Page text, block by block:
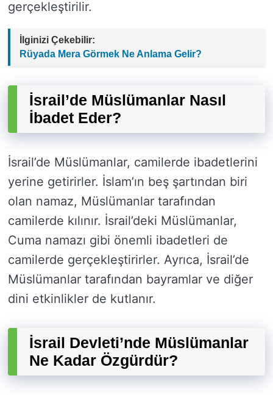
gerçekleştirilir.
İlginizi Çekebilir:
Rüyada Mera Görmek Ne Anlama Gelir?
İsrail’de Müslümanlar Nasıl
İbadet Eder?
İsrail’de Müslümanlar, camilerde ibadetlerini
yerine getirirler. İslam’ın beş şartından biri
olan namaz, Müslümanlar tarafından
camilerde kılınır. İsrail’deki Müslümanlar,
Cuma namazı gibi önemli ibadetleri de
camilerde gerçekleştirirler. Ayrıca, İsrail’de
Müslümanlar tarafından bayramlar ve diğer
dini etkinlikler de kutlanır.
İsrail Devleti’nde Müslümanlar
Ne Kadar Özgürdür?